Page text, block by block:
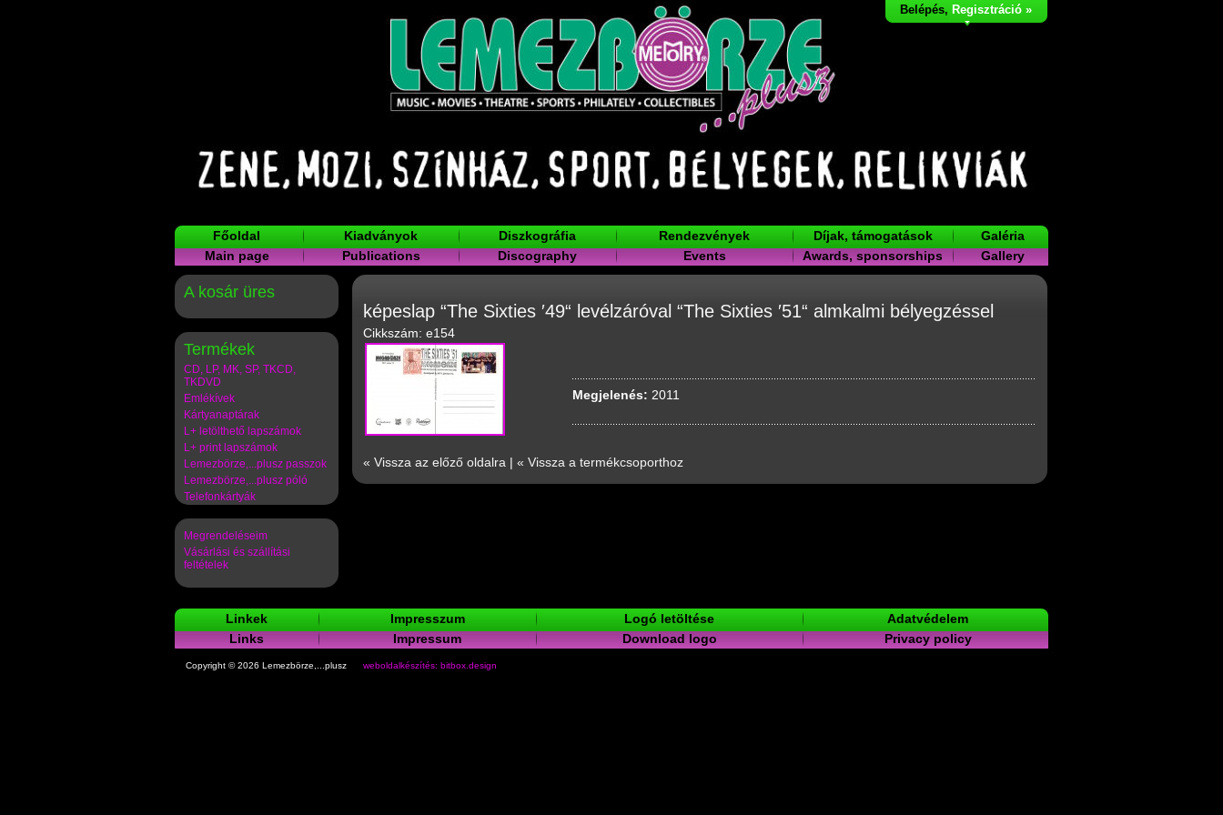
Belépés, Regisztráció »
Főoldal Kiadványok Diszkográfia Rendezvények Díjak, támogatások
Galéria
Main page
Publications Discography Events Awards, sponsorships Gallery
A kosár üres
Termékek
CD, LP, MK, SP, TKCD,
TKDVD
Emlékívek
Kártyanaptárak
L+ letölthető lapszámok
L+ print lapszámok
Lemezbörze,...plusz passzok
Lemezbörze,...plusz póló
Telefonkártyák
Megrendeléseim
Vásárlási és szállítási
feltételek
képeslap “The Sixties ′49“ levélzáróval “The Sixties ′51“ almkalmi bélyegzéssel
Cikkszám: e154
Megjelenés: 2011
« Vissza az előző oldalra | « Vissza a termékcsoporthoz
Linkek Impresszum Logó letöltése
Adatvédelem
Links
Impressum Download logo Privacy policy
Copyright © 2026 Lemezbörze,...plusz weboldalkészítés: bitbox.design